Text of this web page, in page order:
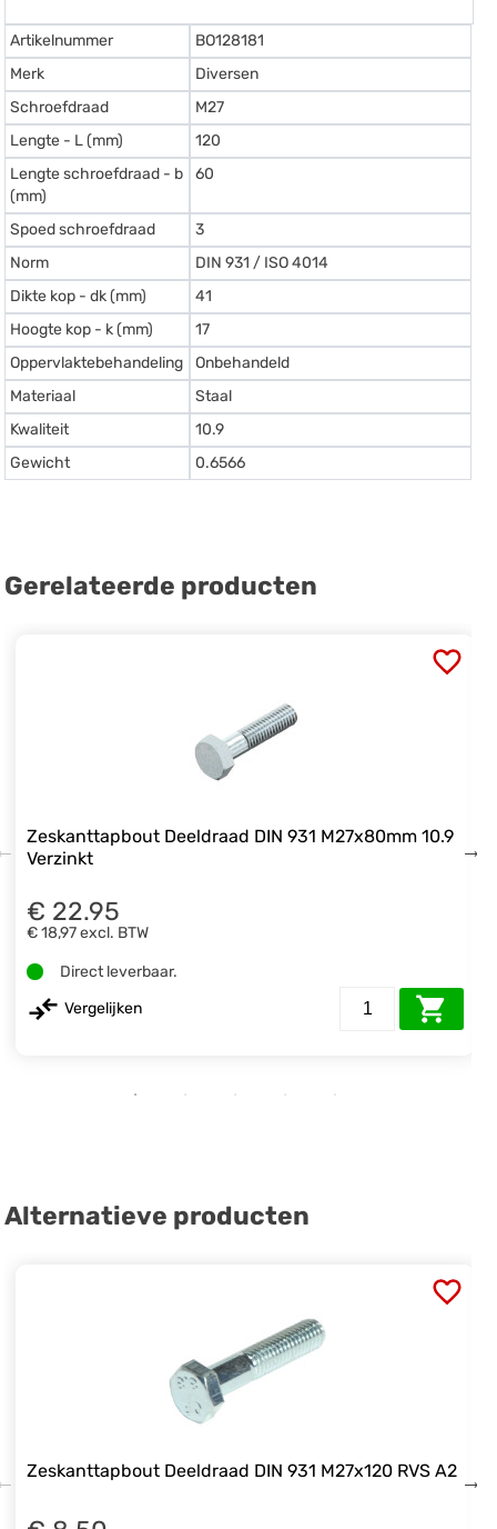
Artikelnummer
BO128181
Merk
Diversen
Schroefdraad
M27
Lengte - L (mm)
120
Lengte schroefdraad - b
(mm)
60
Spoed schroefdraad
3
Norm
DIN 931 / ISO 4014
Dikte kop - dk (mm)
41
Hoogte kop - k (mm)
17
Oppervlaktebehandeling
Onbehandeld
Materiaal
Staal
Kwaliteit
10.9
Gewicht
0.6566
Gerelateerde producten
Zeskanttapbout Deeldraad DIN 931 M27x80mm 10.9
Verzinkt
€ 22.95
€ 18,97excl. BTW
Direct leverbaar.
Vergelijken
Alternatieve producten
Zeskanttapbout Deeldraad DIN 931 M27x120 RVS A2